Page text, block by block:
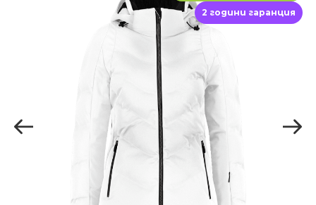
2 години гаранция